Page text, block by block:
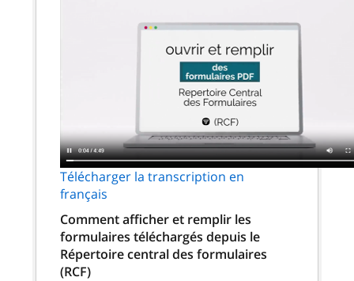
Télécharger la transcription en
français
Comment afficher et remplir les
formulaires téléchargés depuis le
Répertoire central des formulaires
(RCF)